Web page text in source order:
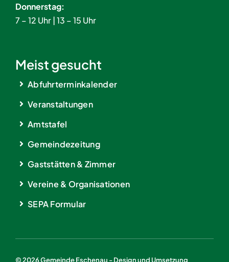
Donnerstag:
7 – 12 Uhr | 13 – 15 Uhr
Meist gesucht
Abfuhrterminkalender
Veranstaltungen
Amtstafel
Gemeindezeitung
Gaststätten & Zimmer
Vereine & Organisationen
SEPA Formular
© 2026 Gemeinde Eschenau - Design und Umsetzung